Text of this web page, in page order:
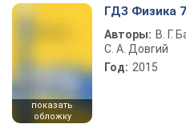
показать
обложку
ГДЗ Физика
Авторы: В. Г.
С. А. Довгий
Год: 2015